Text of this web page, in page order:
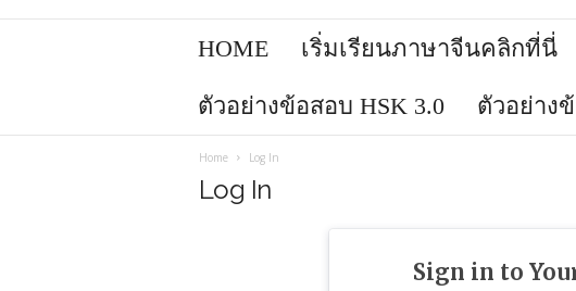
HOME เริ่มเรียนภาษาจีนคลิกที่นี่
ตัวอย่างข้อสอบ HSK 3.0 ตัวอย่าง
Home Log In
Log In
Sign in to